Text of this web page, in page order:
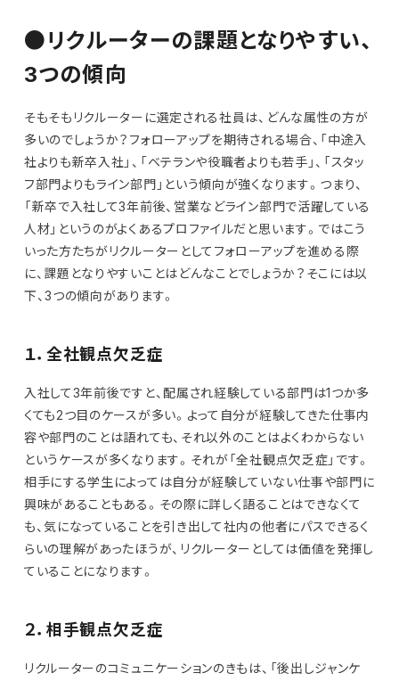
●リクルーターの課題となりやすい、
3つの傾向
そもそもリクルーターに選定される社員は、どんな属性の方が
多いのでしょうか？フォローアップを期待される場合、「中途入
社よりも新卒入社」、「ベテランや役職者よりも若手」、「スタッ
フ部門よりもライン部門」という傾向が強くなります。つまり、
「新卒で入社して3年前後、営業などライン部門で活躍している
人材」というのがよくあるプロファイルだと思います。ではこう
いった方たちがリクルーターとしてフォローアップを進める際
に、課題となりやすいことはどんなことでしょうか？そこには以
下、3つの傾向があります。
１．全社観点欠乏症
入社して3年前後ですと、配属され経験している部門は1つか多
くても2つ目のケースが多い。よって自分が経験してきた仕事内
容や部門のことは語れても、それ以外のことはよくわからない
というケースが多くなります。それが「全社観点欠乏症」です。
相手にする学生によっては自分が経験していない仕事や部門に
興味があることもある。その際に詳しく語ることはできなくて
も、気になっていることを引き出して社内の他者にパスできるく
らいの理解があったほうが、リクルーターとしては価値を発揮し
ていることになります。
２．相手観点欠乏症
リクルーターのコミュニケーションのきもは、「後出しジャンケ